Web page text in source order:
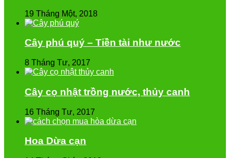
19 Tháng Một, 2018
Cây phú quý – Tiền tài như nước
8 Tháng Tư, 2017
Cây cọ nhật trồng nước, thủy canh
16 Tháng Tư, 2017
Hoa Dừa cạn